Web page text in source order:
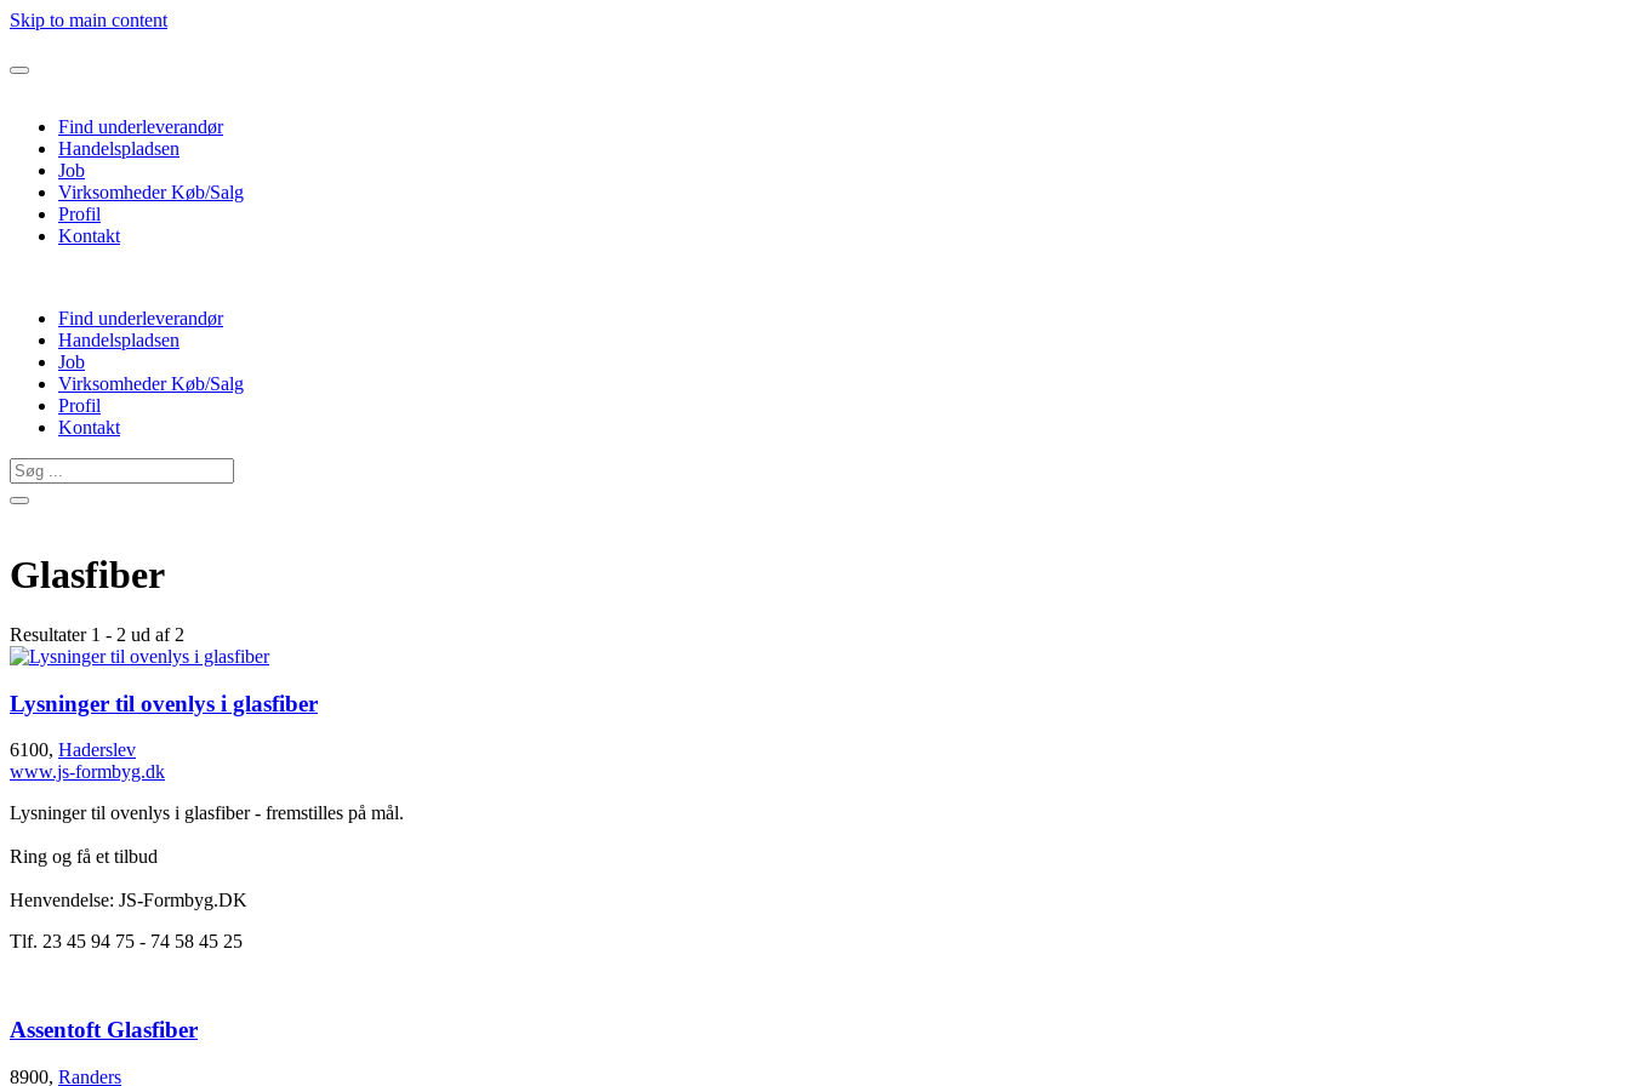
Skip to main content
Find underleverandør
Handelspladsen
Job
Virksomheder Køb/Salg
Profil
Kontakt
Find underleverandør
Handelspladsen
Job
Virksomheder Køb/Salg
Profil
Kontakt
Glasfiber
Resultater 1 - 2 ud af 2
Lysninger til ovenlys i glasfiber
6100, Haderslev
www.js-formbyg.dk
Lysninger til ovenlys i glasfiber - fremstilles på mål.
Ring og få et tilbud
Henvendelse: JS-Formbyg.DK
Tlf. 23 45 94 75 - 74 58 45 25
Assentoft Glasfiber
8900, Randers